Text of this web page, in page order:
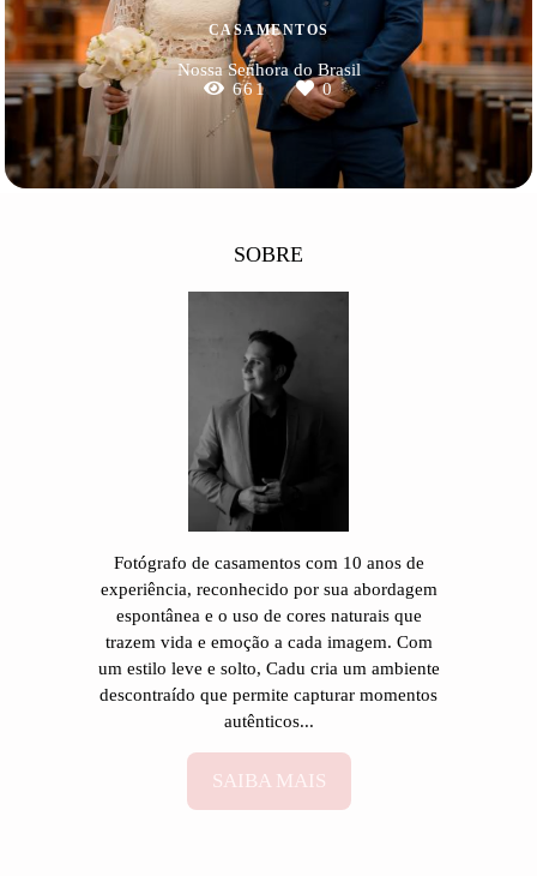
CASAMENTOS
Nossa Senhora do Brasil
661
0
SOBRE
Fotógrafo de casamentos com 10 anos de
experiência, reconhecido por sua abordagem
espontânea e o uso de cores naturais que
trazem vida e emoção a cada imagem. Com
um estilo leve e solto, Cadu cria um ambiente
descontraído que permite capturar momentos
autênticos...
SAIBA MAIS